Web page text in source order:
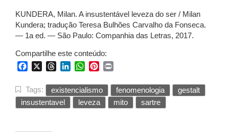
KUNDERA, Milan. A insustentável leveza do ser / Milan
Kundera; tradução Teresa Bulhões Carvalho da Fonseca.
— 1a ed. — São Paulo: Companhia das Letras, 2017.
Compartilhe este conteúdo:
FacebookThreadsLinkedInWhatsApp
Pinterest
Tags: existencialismo fenomenologia
gestalt
insustentavel
leveza mito sartre